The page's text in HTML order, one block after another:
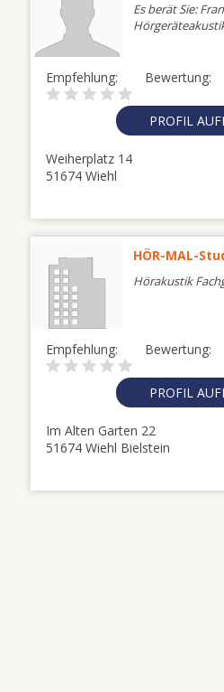
Es berät Sie:
Empfehlung: Bewertung:
PROFIL
Weiherplatz 14
51674 Wiehl
HÖR-MAL-
Hörakustik
Empfehlung: Bewertung:
PROFIL
Im Alten Garten 22
51674 Wiehl Bielstein